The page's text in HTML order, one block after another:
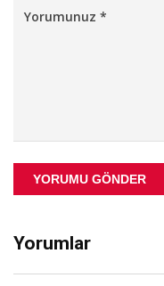
YORUMU GÖNDER
Yorumlar